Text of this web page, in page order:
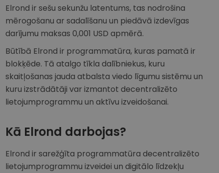
Elrond ir sešu sekunžu latentums, tas nodrošina
mērogošanu ar sadalīšanu un piedāvā izdevīgas
darījumu maksas 0,001 USD apmērā.
Būtībā Elrond ir programmatūra, kuras pamatā ir
blokķēde. Tā atalgo tīkla dalībniekus, kuru
skaitļošanas jauda atbalsta viedo līgumu sistēmu un
kuru izstrādātāji var izmantot decentralizēto
lietojumprogrammu un aktīvu izveidošanai.
Kā Elrond darbojas?
Elrond ir sarežģīta programmatūra decentralizēto
lietojumprogrammu izveidei un digitālo līdzekļu